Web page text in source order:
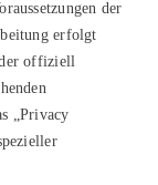
der
erfolgt
offiziell
„Privacy